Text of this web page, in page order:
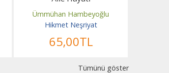
Ümmühan Hambeyoğlu
Hikmet Neşriyat
65,00TL
Tümünü göster